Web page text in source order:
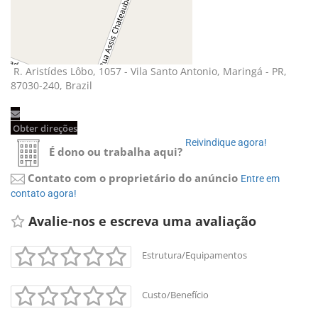
R. Aristídes Lôbo, 1057 - Vila Santo Antonio, Maringá - PR,
87030-240, Brazil
Obter direções
É dono ou trabalha aqui?
Reivindique agora!
Contato com o proprietário do anúncio Entre em
contato agora!
Avalie-nos e escreva uma avaliação
Estrutura/Equipamentos
Custo/Benefício